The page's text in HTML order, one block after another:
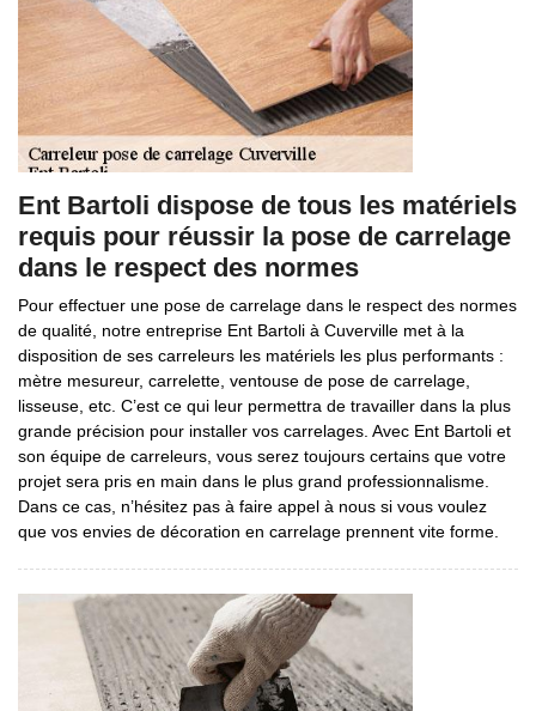
Ent Bartoli dispose de tous les matériels
requis pour réussir la pose de carrelage
dans le respect des normes
Pour effectuer une pose de carrelage dans le respect des normes
de qualité, notre entreprise Ent Bartoli à Cuverville met à la
disposition de ses carreleurs les matériels les plus performants :
mètre mesureur, carrelette, ventouse de pose de carrelage,
lisseuse, etc. C’est ce qui leur permettra de travailler dans la plus
grande précision pour installer vos carrelages. Avec Ent Bartoli et
son équipe de carreleurs, vous serez toujours certains que votre
projet sera pris en main dans le plus grand professionnalisme.
Dans ce cas, n’hésitez pas à faire appel à nous si vous voulez
que vos envies de décoration en carrelage prennent vite forme.